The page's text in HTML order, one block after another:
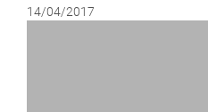
14/04/2017